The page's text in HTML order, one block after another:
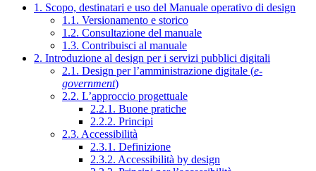
1. Scopo, destinatari e uso del Manuale operativo di design
1.1. Versionamento e storico
1.2. Consultazione del manuale
1.3. Contribuisci al manuale
2. Introduzione al design per i servizi pubblici digitali
2.1. Design per l’amministrazione digitale (e-
government)
2.2. L’approccio progettuale
2.2.1. Buone pratiche
2.2.2. Principi
2.3. Accessibilità
2.3.1. Definizione
2.3.2. Accessibilità by design